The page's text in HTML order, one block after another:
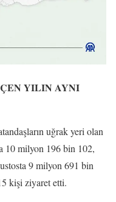
YILIN AYNI
uğrak yeri olan
10 milyon 196 bin 102,
9 milyon 691 bin
kişi ziyaret etti.